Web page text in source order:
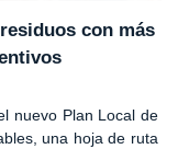
con más
nuevo Plan Local de
una hoja de ruta